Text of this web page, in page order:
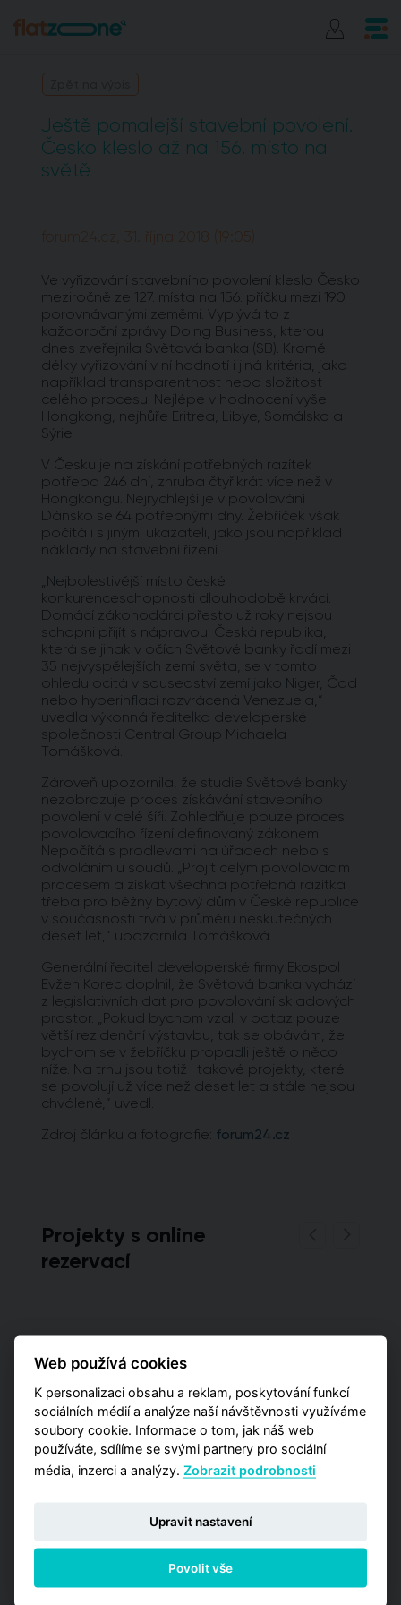
Ještě pomalejší stavební povolení.
Česko kleslo až na 156. místo na
světě
forum24.cz, 31. října 2018 (19:05)
Ve vyřizování stavebního povolení kleslo Česko
meziročně ze 127. místa na 156. příčku mezi 190
porovnávanými zeměmi. Vyplývá to z
každoroční zprávy Doing Business, kterou
dnes zveřejnila Světová banka (SB). Kromě
délky vyřizování v ní hodnotí i jiná kritéria, jako
například transparentnost nebo složitost
celého procesu. Nejlépe v hodnocení vyšel
Hongkong, nejhůře Eritrea, Libye, Somálsko a
Sýrie.
V Česku je na získání potřebných razítek
potřeba 246 dní, zhruba čtyřikrát více než v
Hongkongu. Nejrychlejší je v povolování
Dánsko se 64 potřebnými dny. Žebříček však
počítá i s jinými ukazateli, jako jsou například
náklady na stavební řízení.
„Nejbolestivější místo české
konkurenceschopnosti dlouhodobě krvácí.
Domácí zákonodárci přesto už roky nejsou
schopni přijít s nápravou. Česká republika,
která se jinak v očích Světové banky řadí mezi
35 nejvyspělejších zemí světa, se v tomto
ohledu ocitá v sousedství zemí jako Niger, Čad
nebo hyperinflací rozvrácená Venezuela,“
uvedla výkonná ředitelka developerské
společnosti Central Group Michaela
Tomášková.
Zároveň upozornila, že studie Světové banky
nezobrazuje proces získávání stavebního
povolení v celé šíři. Zohledňuje pouze proces
povolovacího řízení definovaný zákonem.
Nepočítá s prodlevami na úřadech nebo s
odvoláním u soudů. „Projít celým povolovacím
procesem a získat všechna potřebná razítka
třeba pro běžný bytový dům v České republice
v současnosti trvá v průměru neskutečných
deset let,“ upozornila Tomášková.
Generální ředitel developerské firmy Ekospol
Evžen Korec doplnil, že Světová banka vychází
z legislativních dat pro povolování skladových
prostor. „Pokud bychom vzali v potaz pouze
větší rezidenční výstavbu, tak se obávám, že
bychom se v žebříčku propadli ještě o něco
níže. Na trhu jsou totiž i takové projekty, které
se povolují už více než deset let a stále nejsou
chválené,“ uvedl.
Zdroj článku a fotografie: forum24.cz
Projekty s online
rezervací
Web používá cookies
K personalizaci obsahu a reklam, poskytování funkcí
sociálních médií a analýze naší návštěvnosti využíváme
soubory cookie. Informace o tom, jak náš web
používáte, sdílíme se svými partnery pro sociální
média, inzerci a analýzy.Zobrazit podrobnosti
Upravit nastavení
Povolit vše